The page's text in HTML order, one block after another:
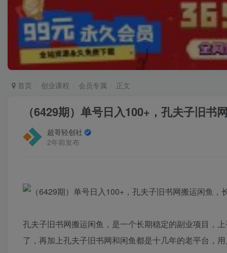
首页 创业课程 会员专属 正文
（6429期）单号日入100+，孔夫子旧
超哥轻创社
2年前发布
孔夫子旧书网搬运闲鱼，是一个长期稳定的副业项目，
了，再加上孔夫子旧书网和闲鱼都是十几年的老平台，